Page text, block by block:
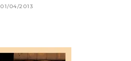
01/04/2013